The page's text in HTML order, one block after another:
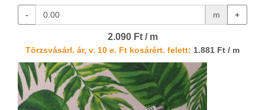
- m +
2.090 Ft / m
Törzsvásárl. ár, v. 10 e. Ft kosárért. felett: 1.881 Ft / m